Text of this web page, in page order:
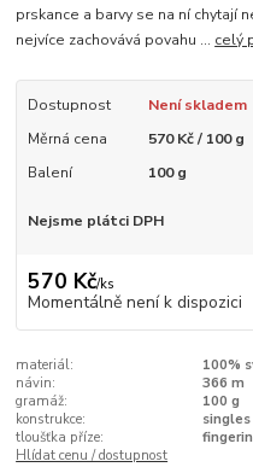
prskance a barvy se na ní chytají
nejvíce zachovává povahu ... celý
Dostupnost
Není skladem
Měrná cena
570 Kč / 100 g
Balení
100 g
Nejsme plátci DPH
570 Kč/ks
Momentálně není k dispozici
materiál:
100%
návin:
366 m
gramáž:
100 g
konstrukce:
singles
tloušťka příze:
Hlídat cenu / dostupnost